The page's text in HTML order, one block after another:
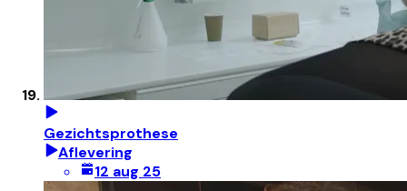
Gezichtsprothese
Aflevering
12 aug 25